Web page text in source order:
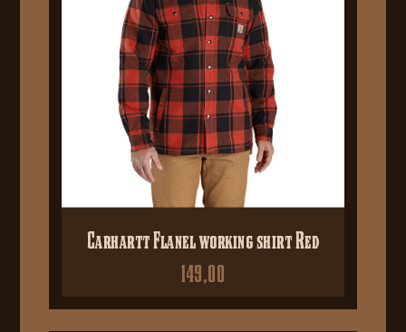
Carhartt Flanel working shirt Red
149,00